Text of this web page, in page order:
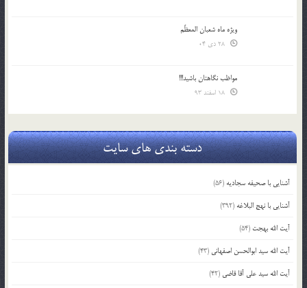
ویژه ماه شعبان المعظّم
مواظب نگاهتان باشید!!!
دسته بندی های سایت
آشنایی با صحیفه سجادیه (56)
آشنایی با نهج البلاغه (392)
آیت الله بهجت (54)
آیت الله سید ابوالحسن اصفهانی (43)
آیت الله سید علی آقا قاضی (42)